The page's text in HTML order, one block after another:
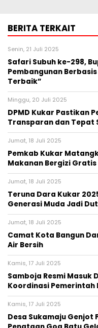
BERITA TERKAIT
Senin, 21 Juli 2025
Safari Subuh ke-298,
Pembangunan
Terbaik”
Minggu, 20 Juli 2025
DPMD Kukar Pastikan
Transparan dan Tepat
Jumat, 18 Juli 2025
Pemkab Kukar
Makanan Bergizi Gratis
Jumat, 18 Juli 2025
Teruna Dara Kukar
Generasi Muda Jadi
Jumat, 18 Juli 2025
Camat Kota Bangun
Air Bersih
Kamis, 17 Juli 2025
Samboja Resmi Masuk
Koordinasi Pemerintah
Kamis, 17 Juli 2025
Desa Sukamaju Genjot